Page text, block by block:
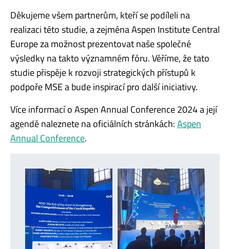
Děkujeme všem partnerům, kteří se podíleli na
realizaci této studie, a zejména Aspen Institute Central
Europe za možnost prezentovat naše společné
výsledky na takto významném fóru. Věříme, že tato
studie přispěje k rozvoji strategických přístupů k
podpoře MSE a bude inspirací pro další iniciativy.
Více informací o Aspen Annual Conference 2024 a její
agendě naleznete na oficiálních stránkách:Aspen
Annual Conference.